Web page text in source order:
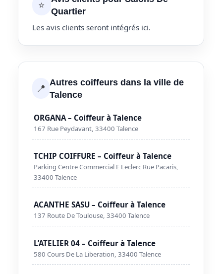
⭐
Quartier
Les avis clients seront intégrés ici.
📍 Autres coiffeurs dans la ville de
Talence
ORGANA – Coiffeur à Talence
167 Rue Peydavant, 33400 Talence
TCHIP COIFFURE – Coiffeur à Talence
Parking Centre Commercial E Leclerc Rue Pacaris,
33400 Talence
ACANTHE SASU – Coiffeur à Talence
137 Route De Toulouse, 33400 Talence
L’ATELIER 04 – Coiffeur à Talence
580 Cours De La Liberation, 33400 Talence